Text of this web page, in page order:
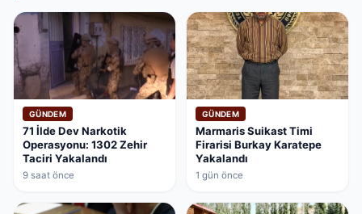
GÜNDEM
71 İlde Dev Narkotik
Operasyonu: 1302 Zehir
Taciri Yakalandı
9 saat önce
GÜNDEM
Marmaris Suikast Timi
Firarisi Burkay Karatepe
Yakalandı
1 gün önce